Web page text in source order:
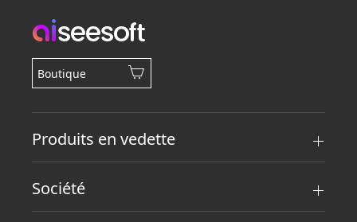
Boutique
Produits en vedette
Société